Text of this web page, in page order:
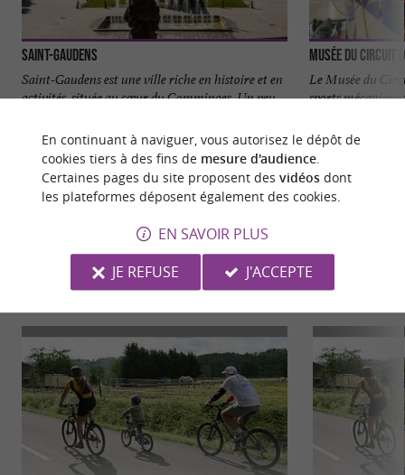
Saint-Gaudens
Saint-Gaudens est une ville riche en histoire et en
activités, située au cœur du Comminges. Un peu
18 m - Saint-Gaudens
Musée du Circuit
Le Musée du
sports
VOUS AIMEREZAUSSI
En continuant à naviguer, vous autorisez le dépôt de
cookies tiers à des fins de mesure d'audience.
Certaines pages du site proposent des vidéosdont
les plateformes déposent également des cookies.
EN SAVOIR PLUS
JE REFUSE
J'ACCEPTE